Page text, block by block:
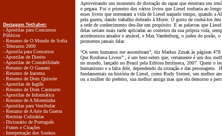
Destaques NetSaber:
- Apostilas para Concursos
Públicos
- Resumo de O Mundo de Sofia
- Telecurso 2000
- Apostila para Concursos
- Apostilas de Direito
- Apostilas de Contabilidade
- Resumo de O Guarani
- Resumo de Iracema
- Resumo de Dom Quixote
- Apostilas de Inglês
- Resumo de Dom Casmurro
- Apostilas de Informática
- Resumo de A Moreninha
- Apostilas para Vestibular
- Resumo de A Arte da Guerra
- Receitas Culinárias
- Dicionário de Português
- Frases e Citações
- Interpretação dos Sonhos
Aproveitando um momento de distração do rapaz que enterrara seu
o pegara. Foi o primeiro dos vários livros que Liesel roubaria ao
esses livros que nortearam a vida de Liesel naquele tempo, quando a
pela guerra, dando trabalho dobrado à Morte. O gosto de roubá-los
a sede de conhecimento deu-lhe um propósito. E as palavras que
delas seriam mais tarde aplicadas ao contexto da sua própria vida,
acordeonista amador e amável, e Max Vanderburg, o judeu do porão,
prometera jamais falar.
“Os seres humanos me assombram”, diz Markus Zusak às páginas
Que Roubava Livros” , é um best-selers que, certamente é um dos
no mundo, lançado no Brasil pela Editora Intrínseca, 2007. Quem o
humanismo e a falta dele, dependendo da situação e das pesonagens.
fundamentais na história de Liesel, como Rudy Steiner, seu melhor
ou a mulher do prefeito, sua melhor amiga mas que ela demorou a